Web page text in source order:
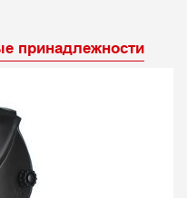
принадлежности